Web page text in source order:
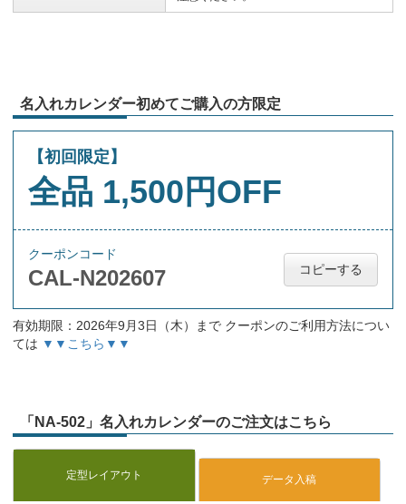
名入れカレンダー初めてご購入の方限定
【初回限定】
全品 1,500円OFF
クーポンコード
CAL-N202607 コピーする
有効期限：2026年9月3日（木）まで クーポンのご利用方法につい
ては ▼▼こちら▼▼
「NA-502」名入れカレンダーのご注文はこちら